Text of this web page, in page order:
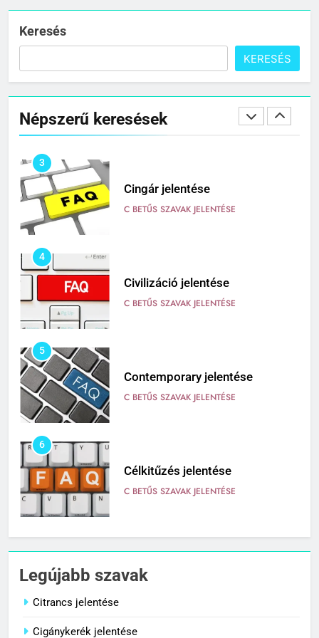
Keresés
KERESÉS
Népszerű keresések
2
Cigánykerék jelentése
C BETŰS SZAVAK JELENTÉSE
3
Cingár jelentése
C BETŰS SZAVAK JELENTÉSE
4
Civilizáció jelentése
C BETŰS SZAVAK JELENTÉSE
5
Contemporary jelentése
C BETŰS SZAVAK JELENTÉSE
6
Célkitűzés jelentése
C BETŰS SZAVAK JELENTÉSE
7
Centrális jelentése
C BETŰS SZAVAK JELENTÉSE
8
Legújabb szavak
Citrancs jelentése
Cigánykerék jelentése